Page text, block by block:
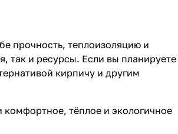
прочность, теплоизоляцию и
так и ресурсы. Если вы планируете
кирпичу и другим
комфортное, тёплое и экологичное